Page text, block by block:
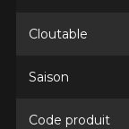
Cloutable
Saison
Code produit